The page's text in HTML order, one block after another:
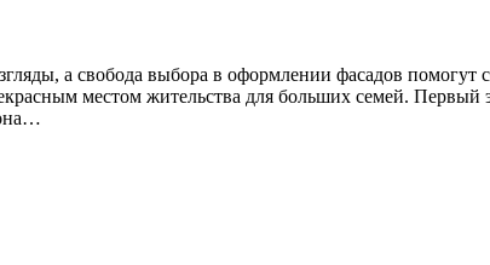
а свобода выбора в оформлении фасадов помогут
местом жительства для больших семей.